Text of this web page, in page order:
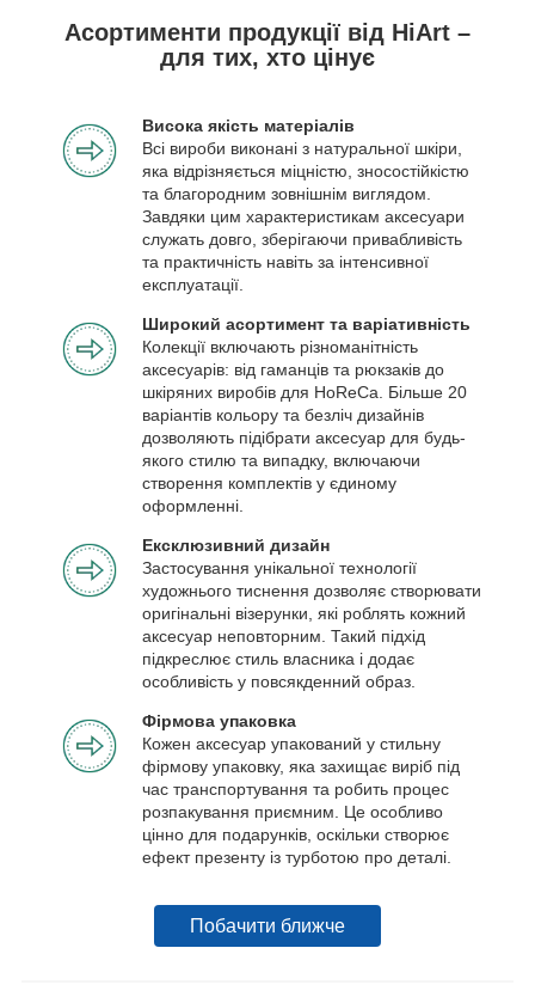
Асортименти продукції від HiArt –
для тих, хто цінує
Висока якість матеріалів
Всі вироби виконані з натуральної шкіри,
яка відрізняється міцністю, зносостійкістю
та благородним зовнішнім виглядом.
Завдяки цим характеристикам аксесуари
служать довго, зберігаючи привабливість
та практичність навіть за інтенсивної
експлуатації.
Широкий асортимент та варіативність
Колекції включають різноманітність
аксесуарів: від гаманців та рюкзаків до
шкіряних виробів для HoReCa. Більше 20
варіантів кольору та безліч дизайнів
дозволяють підібрати аксесуар для будь-
якого стилю та випадку, включаючи
створення комплектів у єдиному
оформленні.
Ексклюзивний дизайн
Застосування унікальної технології
художнього тиснення дозволяє створювати
оригінальні візерунки, які роблять кожний
аксесуар неповторним. Такий підхід
підкреслює стиль власника і додає
особливість у повсякденний образ.
Фірмова упаковка
Кожен аксесуар упакований у стильну
фірмову упаковку, яка захищає виріб під
час транспортування та робить процес
розпакування приємним. Це особливо
цінно для подарунків, оскільки створює
ефект презенту із турботою про деталі.
Побачити ближче